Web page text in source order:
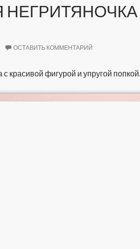
ОСТАВИТЬ КОММЕНТАРИЙ
красивой фигурой и упругой попкой.